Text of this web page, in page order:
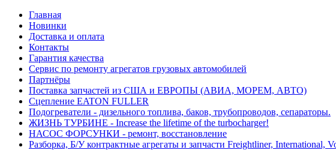
Главная
Новинки
Доставка и оплата
Контакты
Гарантия качества
Сервис по ремонту агрегатов грузовых автомобилей
Партнёры
Поставка запчастей из США и ЕВРОПЫ (АВИА, МОРЕМ, АВТО)
Сцепление EATON FULLER
Подогреватели - дизельного топлива, баков, трубопроводов, сепараторы.
ЖИЗНЬ ТУРБИНЕ - Increase the lifetime of the turbocharger!
НАСОС ФОРСУНКИ - ремонт, восстановление
Разборка, Б/У контрактные агрегаты и запчасти Freightliner, International,